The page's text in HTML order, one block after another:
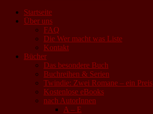
Startseite
Über uns
FAQ
Die Wer macht was Liste
Kontakt
Bücher
Das besondere Buch
Buchreihen & Serien
Twindie: Zwei Romane – ein Preis
Kostenlose eBooks
nach AutorInnen
A – E